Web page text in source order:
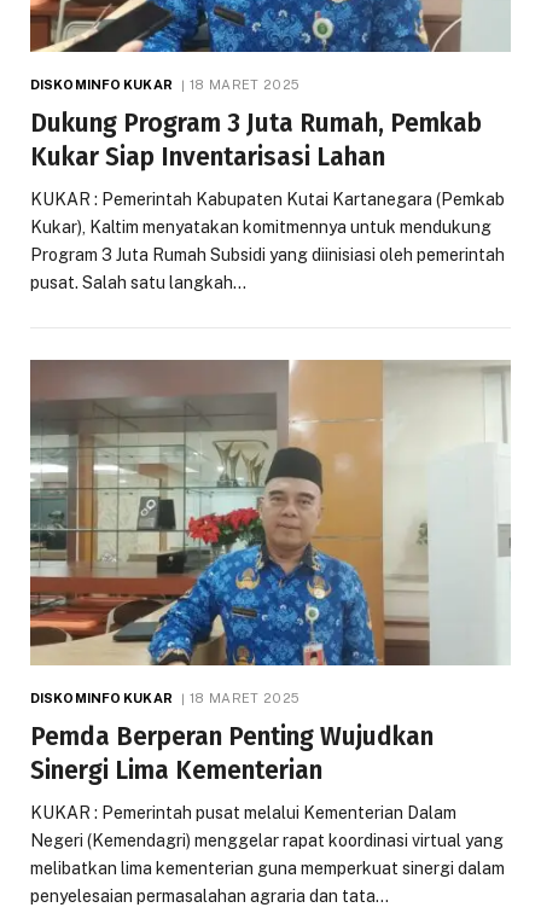
DISKOMINFO KUKAR 18 MARET 2025
Dukung Program 3 Juta Rumah, Pemkab
Kukar Siap Inventarisasi Lahan
KUKAR : Pemerintah Kabupaten Kutai Kartanegara (Pemkab
Kukar), Kaltim menyatakan komitmennya untuk mendukung
Program 3 Juta Rumah Subsidi yang diinisiasi oleh pemerintah
pusat. Salah satu langkah…
DISKOMINFO KUKAR 18 MARET 2025
Pemda Berperan Penting Wujudkan
Sinergi Lima Kementerian
KUKAR : Pemerintah pusat melalui Kementerian Dalam
Negeri (Kemendagri) menggelar rapat koordinasi virtual yang
melibatkan lima kementerian guna memperkuat sinergi dalam
penyelesaian permasalahan agraria dan tata…